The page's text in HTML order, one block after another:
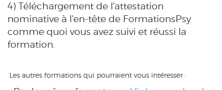
4) Téléchargement de l'attestation
nominative à l'en-tête de FormationsPsy
comme quoi vous avez suivi et réussi la
formation.
Les autres formations qui pourraient vous intéresser :